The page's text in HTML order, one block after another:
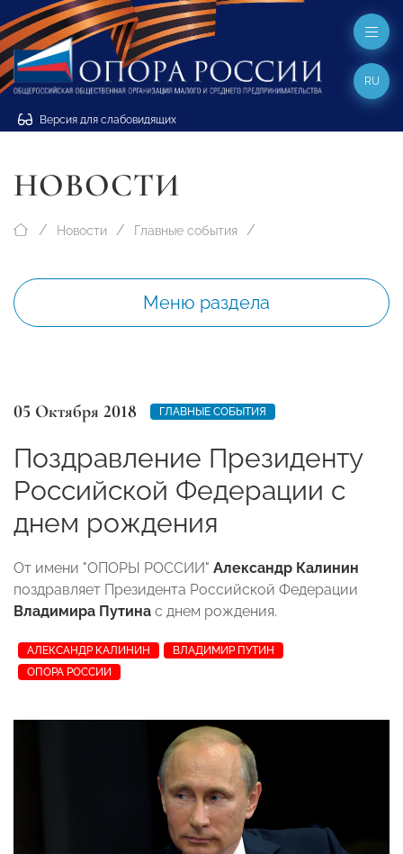
Версия для слабовидящих
RU
НОВОСТИ
Новости Главные события
Меню раздела
05 Октября 2018 ГЛАВНЫЕ СОБЫТИЯ
Поздравление Президенту
Российской Федерации с
днем рождения
От имени "ОПОРЫ РОССИИ" Александр Калинин
поздравляет Президента Российской Федерации
Владимира Путина с днем рождения.
АЛЕКСАНДР КАЛИНИН
ВЛАДИМИР ПУТИН
ОПОРА РОССИИ